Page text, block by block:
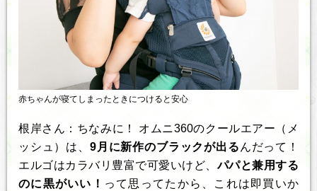
赤ちゃんが寝てしまったときにつけると安心
根岸さん：ちなみに！ オムニ360のクールエアー（メ
ッシュ）は、 9月に新作のブラックが出る んだって！
エルゴはカラバリ豊富で可愛いけど、パパと兼用する
のに黒がいい！ って思ってたから、これは即買いか